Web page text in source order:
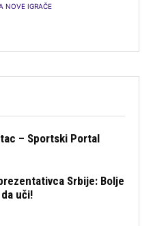
NOVE IGRAČE
– Sportski Portal
Srbije: Bolje
uči!